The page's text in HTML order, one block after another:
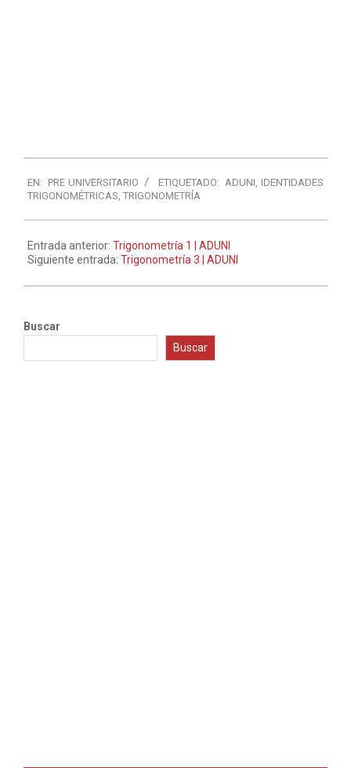
EN: PRE UNIVERSITARIO ETIQUETADO: ADUNI, IDENTIDADES
TRIGONOMÉTRICAS, TRIGONOMETRÍA
Entrada anterior: Trigonometría 1 | ADUNI
Siguiente entrada: Trigonometría 3 | ADUNI
Buscar
Buscar